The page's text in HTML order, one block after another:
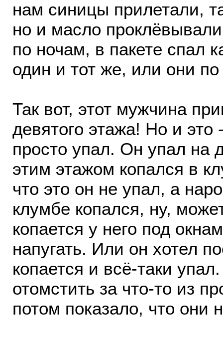
нам синицы прилетали,
но и масло
по ночам, в пакете спал
один и тот же, или они
Так вот, этот мужчина
девятого этажа! Но и
просто упал. Он упал на
этим этажом копался в
что это он не упал, а
клумбе копался, ну,
копается у него под
напугать. Или он хотел
копается и всё-таки
отомстить за что-то из
потом показало, что они